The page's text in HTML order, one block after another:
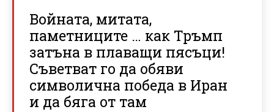
Войната, митата,
паметниците … как Тръмп
затъна в плаващи пясъци!
Съветват го да обяви
символична победа в Иран
и да бяга от там